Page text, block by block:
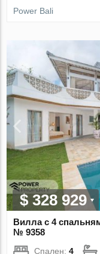
Power Bali
$ 328 929
Вилла с 4
№ 9358
Спален:4